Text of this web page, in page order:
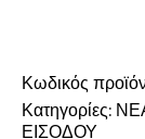
Κωδικός
Κατηγορίες:
ΕΙΣΟΔΟΥ